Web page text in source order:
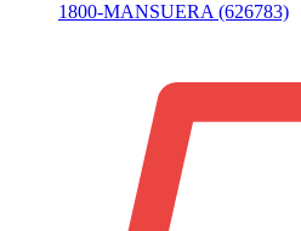
1800-MANSUERA (626783)